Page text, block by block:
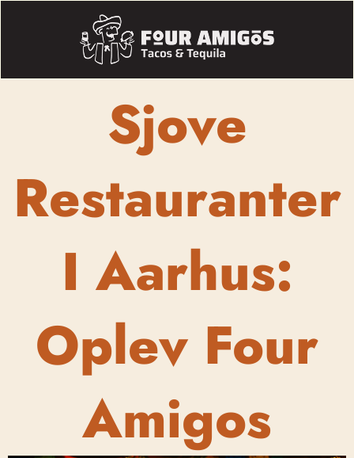
Sjove
Restauranter
I Aarhus:
Oplev Four
Amigos